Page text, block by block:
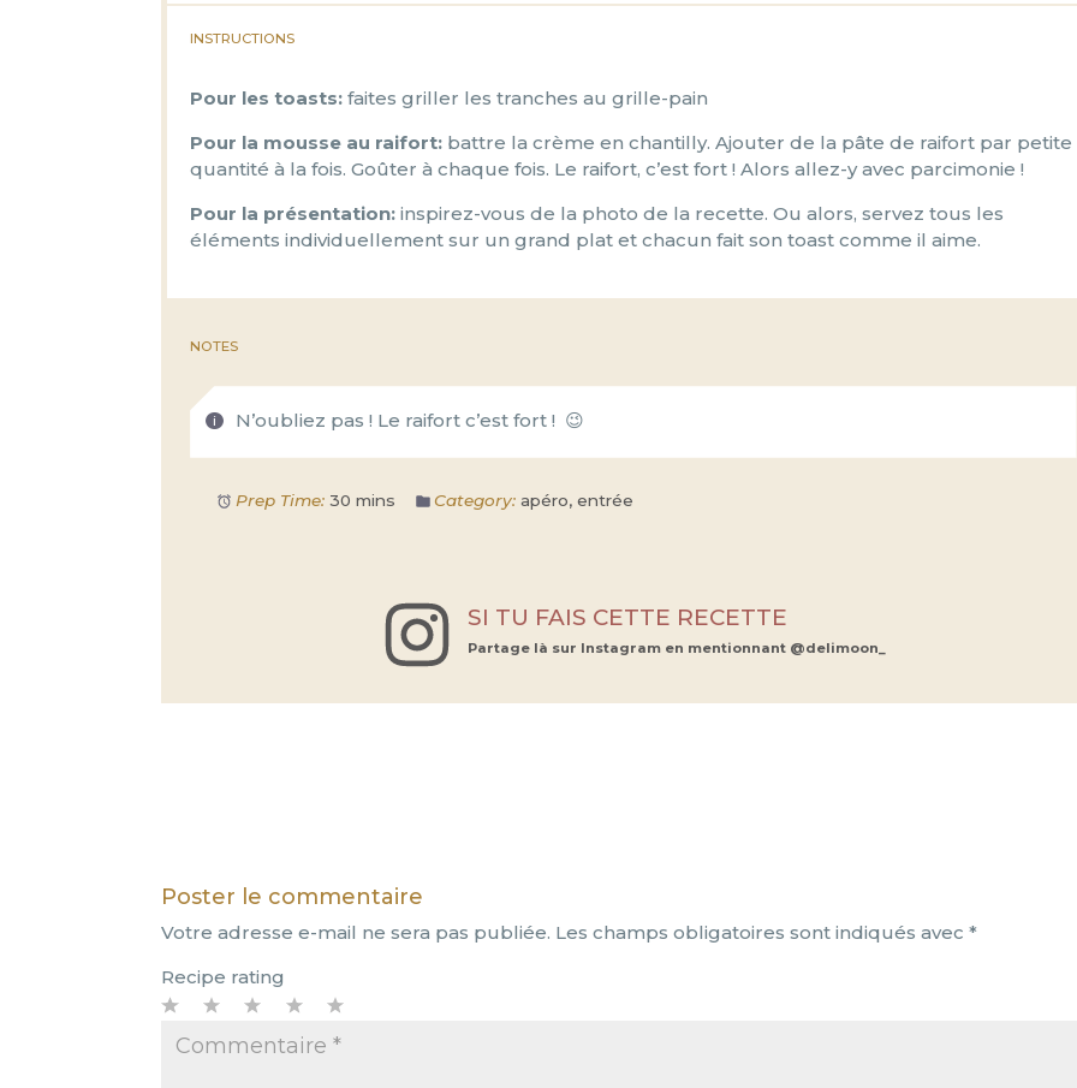
INSTRUCTIONS
Pour les toasts: faites griller les tranches au grille-pain
Pour la mousse au raifort: battre la crème en chantilly. Ajouter de la pâte de raifort par petite
quantité à la fois. Goûter à chaque fois. Le raifort, c’est fort ! Alors allez-y avec parcimonie !
Pour la présentation:inspirez-vous de la photo de la recette. Ou alors, servez tous les
éléments individuellement sur un grand plat et chacun fait son toast comme il aime.
NOTES
N’oubliez pas ! Le raifort c’est fort ! 😉
Prep Time: 30 mins Category: apéro, entrée
SI TU FAIS CETTE RECETTE
Partage là sur Instagram en mentionnant @delimoon_
Poster le commentaire
Votre adresse e-mail ne sera pas publiée. Les champs obligatoires sont indiqués avec*
Recipe rating
5
Stars
Stars
Stars
Star